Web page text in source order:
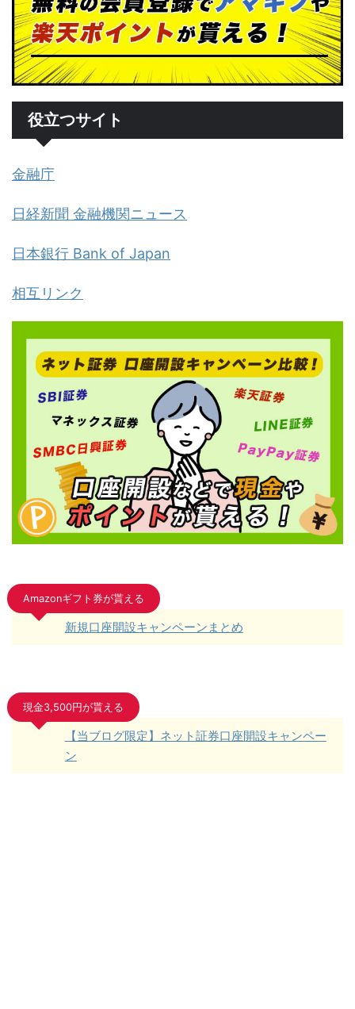
役立つサイト
金融庁
日経新聞 金融機関ニュース
日本銀行 Bank of Japan
相互リンク
Amazonギフト券が貰える
新規口座開設キャンペーンまとめ
現金3,500円が貰える
【当ブログ限定】ネット証券口座開設キャンペー
ン